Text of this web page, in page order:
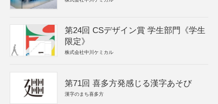
第24回 CSデザイン賞 学生部門《学生
限定》
株式会社中川ケミカル
第71回 喜多方発感じる漢字あそび
漢字のまち喜多方